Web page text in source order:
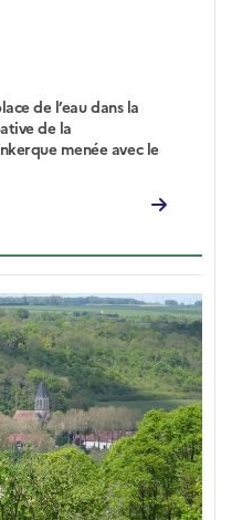
de l’eau dans la
de la
menée avec le